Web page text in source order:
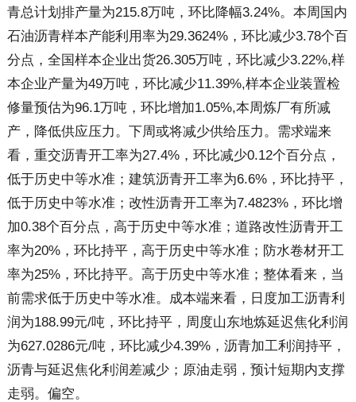
青总计划排产量为215.8万吨，环比降幅3.24%。本周国内
石油沥青样本产能利用率为29.3624%，环比减少3.78个百
分点，全国样本企业出货26.305万吨，环比减少3.22%,样
本企业产量为49万吨，环比减少11.39%,样本企业装置检
修量预估为96.1万吨，环比增加1.05%,本周炼厂有所减
产，降低供应压力。下周或将减少供给压力。需求端来
看，重交沥青开工率为27.4%，环比减少0.12个百分点，
低于历史中等水准；建筑沥青开工率为6.6%，环比持平，
低于历史中等水准；改性沥青开工率为7.4823%，环比增
加0.38个百分点，高于历史中等水准；道路改性沥青开工
率为20%，环比持平，高于历史中等水准；防水卷材开工
率为25%，环比持平。高于历史中等水准；整体看来，当
前需求低于历史中等水准。成本端来看，日度加工沥青利
润为188.99元/吨，环比持平，周度山东地炼延迟焦化利润
为627.0286元/吨，环比减少4.39%，沥青加工利润持平，
沥青与延迟焦化利润差减少；原油走弱，预计短期内支撑
走弱。偏空。